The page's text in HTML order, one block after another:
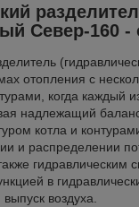
Север-160 -
отопления с
когда каждый
надлежащий
котла и
и распределении
гидравлическим
в
воздуха.